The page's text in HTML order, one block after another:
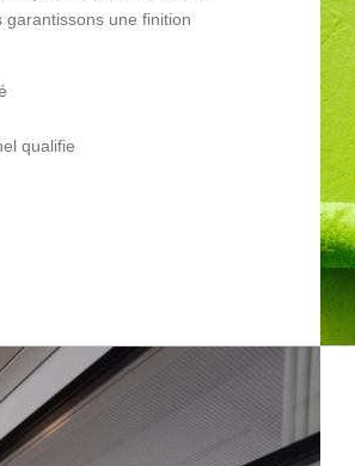
une finition
qualifie